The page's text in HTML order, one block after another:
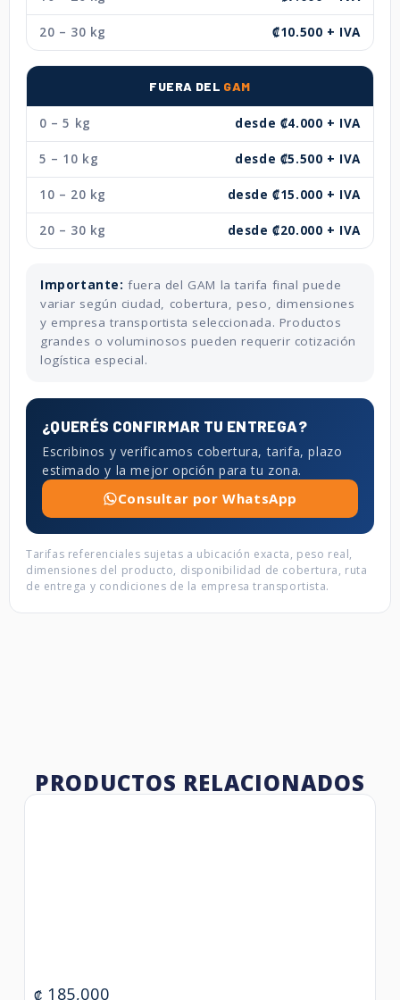
20 – 30 kg ₡10.500 + IVA
FUERA DEL GAM
0 – 5 kg desde ₡4.000 + IVA
5 – 10 kg desde ₡5.500 + IVA
10 – 20 kg desde ₡15.000 + IVA
20 – 30 kg desde ₡20.000 + IVA
Importante: fuera del GAM la tarifa final puede
variar según ciudad, cobertura, peso, dimensiones
y empresa transportista seleccionada. Productos
grandes o voluminosos pueden requerir cotización
logística especial.
¿QUERÉS CONFIRMAR TU ENTREGA?
Escribinos y verificamos cobertura, tarifa, plazo
estimado y la mejor opción para tu zona.
Consultar por WhatsApp
Tarifas referenciales sujetas a ubicación exacta, peso real,
dimensiones del producto, disponibilidad de cobertura, ruta
de entrega y condiciones de la empresa transportista.
PRODUCTOS RELACIONADOS
₡ 185,000